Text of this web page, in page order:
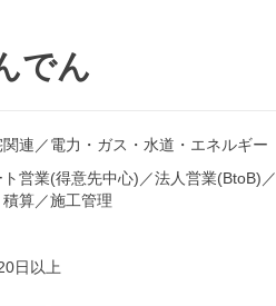
でん
連 ／電力・ガス・水道・エネルギー
ト営業(得意先中心) ／法人営業(BtoB) ／
積算／施工管理
日以上